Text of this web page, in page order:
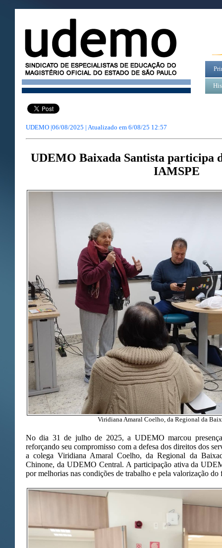
UDEMO |06/08/2025 | Atualizado em 6/08/25 12:57
UDEMO Baixada Santista participa
IAMSPE
Viridiana Amaral Coelho, da Regional da
No dia 31 de julho de 2025, a UDEMO marcou
reforçando seu compromisso com a defesa dos direitos dos
a colega Viridiana Amaral Coelho, da Regional da
Chinone, da UDEMO Central. A participação ativa da
por melhorias nas condições de trabalho e pela valorização